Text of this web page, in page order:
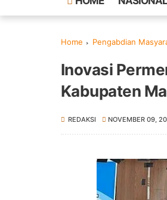
Home Pengabdian
Inovasi
Kabupaten
REDAKSI NOVEMBER 09,